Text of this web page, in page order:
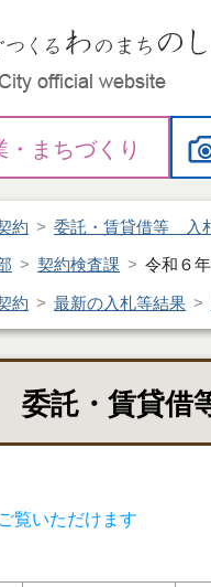
まちづくり
約 委託・賃貸借等 入
契約検査課 令和６
約 最新の入札等結果
託・賃貸借
覧いただけます